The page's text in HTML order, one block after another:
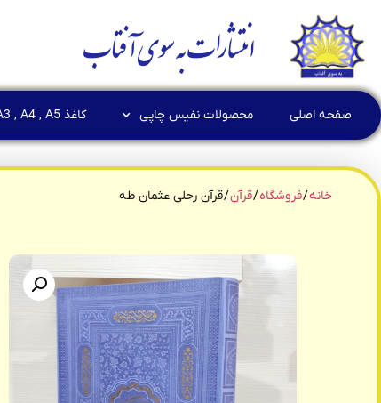
انتشارات به سوی آفتاب
صفحه اصلی محصولات نفیس چاپی کاغذ A3 , A4 , A5
خانه/فروشگاه/قرآن/ قرآن رحلی عثمان طه